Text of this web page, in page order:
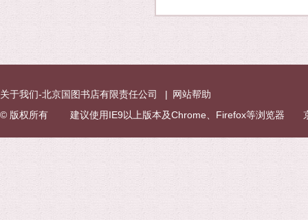
关于我们-北京国图书店有限责任公司 | 网站帮助
© 版权所有 建议使用IE9以上版本及Chrome、Firefox等浏览器